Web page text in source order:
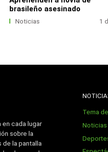
brasileño asesinado
Noticias 1
en cada lugar
sobre la
de la pantalla
Tema
Noticias